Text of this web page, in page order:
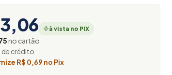
à vista no PIX
no cartão
crédito
R$ 0,69 no Pix